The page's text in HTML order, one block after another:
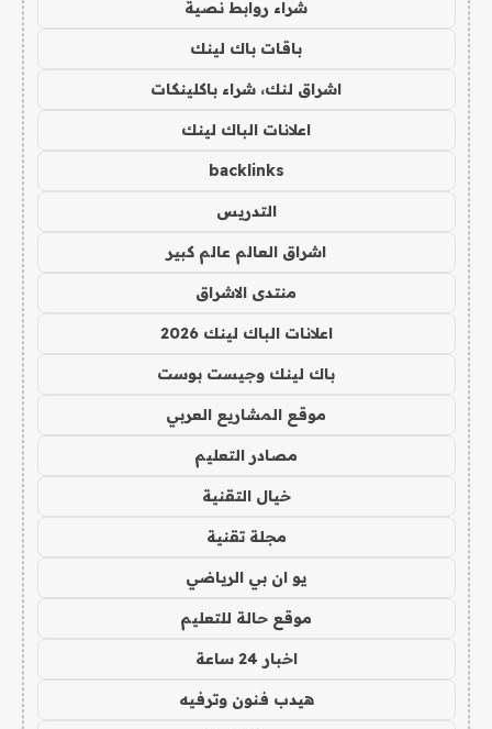
شراء روابط نصية
باقات باك لينك
اشراق لنك، شراء باكلينكات
اعلانات الباك لينك
backlinks
التدريس
اشراق العالم عالم كبير
منتدى الاشراق
اعلانات الباك لينك 2026
باك لينك وجيست بوست
موقع المشاريع العربي
مصادر التعليم
خيال التقنية
مجلة تقنية
يو ان بي الرياضي
موقع حالة للتعليم
اخبار 24 ساعة
هيدب فنون وترفيه